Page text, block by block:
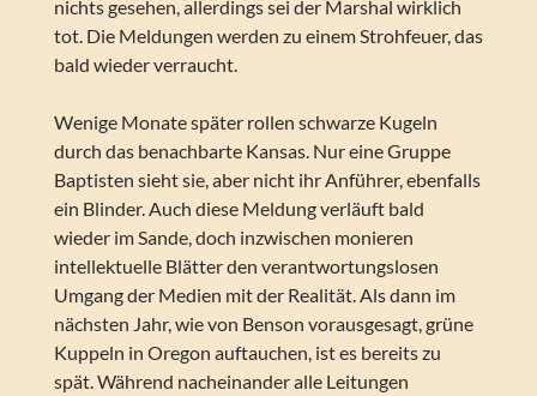
nichts gesehen, allerdings sei der Marshal wirklich
tot. Die Meldungen werden zu einem Strohfeuer, das
bald wieder verraucht.
Wenige Monate später rollen schwarze Kugeln
durch das benachbarte Kansas. Nur eine Gruppe
Baptisten sieht sie, aber nicht ihr Anführer, ebenfalls
ein Blinder. Auch diese Meldung verläuft bald
wieder im Sande, doch inzwischen monieren
intellektuelle Blätter den verantwortungslosen
Umgang der Medien mit der Realität. Als dann im
nächsten Jahr, wie von Benson vorausgesagt, grüne
Kuppeln in Oregon auftauchen, ist es bereits zu
spät. Während nacheinander alle Leitungen